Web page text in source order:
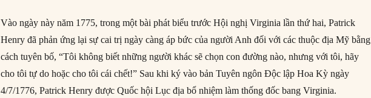
Vào ngày này năm 1775, trong một bài phát biểu trước Hội nghị Virginia lần thứ hai, Patrick
Henry đã phản ứng lại sự cai trị ngày càng áp bức của người Anh đối với các thuộc địa Mỹ bằng
cách tuyên bố, “Tôi không biết những người khác sẽ chọn con đường nào, nhưng với tôi, hãy
cho tôi tự do hoặc cho tôi cái chết!” Sau khi ký vào bản Tuyên ngôn Độc lập Hoa Kỳ ngày
4/7/1776, Patrick Henry được Quốc hội Lục địa bổ nhiệm làm thống đốc bang Virginia.